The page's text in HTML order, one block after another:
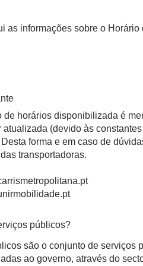
as informações sobre o
de horários disponibilizada é
atualizada (devido às
forma e em caso de
transportadoras.
públicos?
são o conjunto de serviços
ao governo, através do